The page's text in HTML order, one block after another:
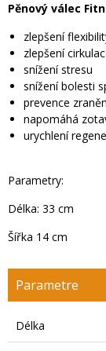
Pěnový válec
zlepšení
zlepšení
snížení stresu
snížení bolesti
prevence
napomáhá
urychlení
Parametry:
Délka: 33 cm
Šířka 14 cm
Parametre
Délka